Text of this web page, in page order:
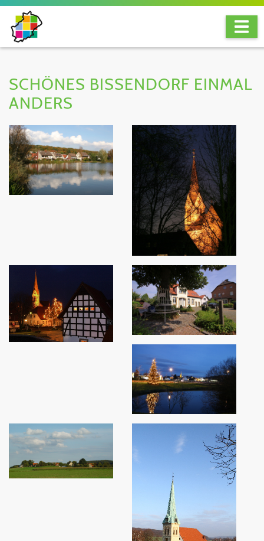
SCHÖNES BISSENDORF EINMAL
ANDERS